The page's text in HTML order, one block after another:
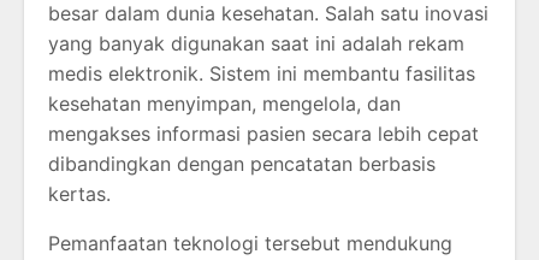
besar dalam dunia kesehatan. Salah satu inovasi
yang banyak digunakan saat ini adalah rekam
medis elektronik. Sistem ini membantu fasilitas
kesehatan menyimpan, mengelola, dan
mengakses informasi pasien secara lebih cepat
dibandingkan dengan pencatatan berbasis
kertas.
Pemanfaatan teknologi tersebut mendukung